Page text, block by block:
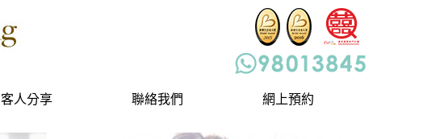
客人分享 聯絡我們 網上預約